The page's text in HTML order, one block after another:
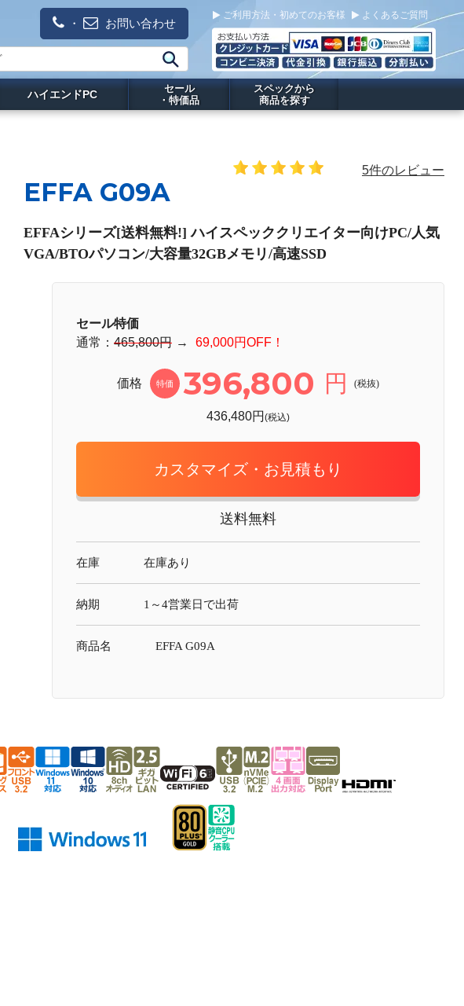
・ お問い合わせ
ご利用方法・初めてのお客様 よくあるご質問
ハイエンドPC
セール
・特価品
スペックから
商品を探す
EFFA G09A
5件のレビュー
EFFAシリーズ[送料無料!] ハイスペッククリエイター向けPC/人気
VGA/BTOパソコン/大容量32GBメモリ/高速SSD
セール特価
通常： 465,800円 → 69,000円OFF！
価格 特価 396,800 円 (税抜)
436,480円 (税込)
カスタマイズ・お見積もり
送料無料
在庫 在庫あり
納期 1～4営業日で出荷
商品名 EFFA G09A